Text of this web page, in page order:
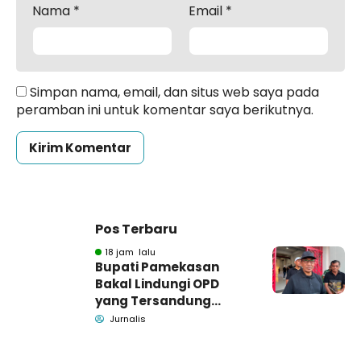
Nama * Email *
Simpan nama, email, dan situs web saya pada
peramban ini untuk komentar saya berikutnya.
Pos Terbaru
18 jam lalu
Bupati Pamekasan
Bakal Lindungi OPD
yang Tersandung
Dugaan Korupsi
Jurnalis